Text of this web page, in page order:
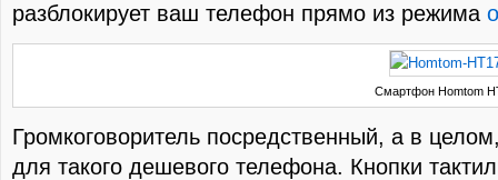
разблокирует ваш телефон прямо из режима
Смартфон Homtom
Громкоговоритель посредственный, а в
для такого дешевого телефона. Кнопки